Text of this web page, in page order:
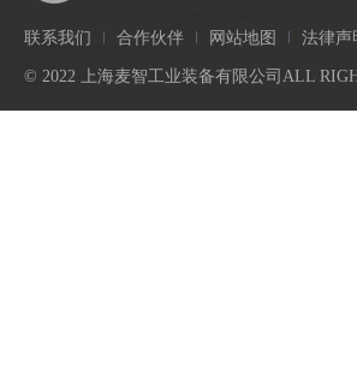
联系我们 合作伙伴 网站地图 法律声
© 2022 上海麦智工业装备有限公司ALL